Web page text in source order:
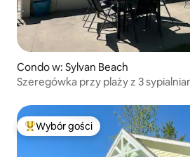
Condo w: Sylvan Beach
Szeregówka przy plaży z 3
Najpopularniejsze z kategorii Wybór
Wybór gości